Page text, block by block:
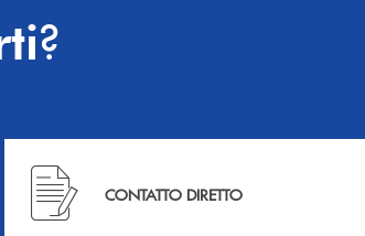
?
Hai bisogno di informazioni? Contattaci !
CONTATTO DIRETTO